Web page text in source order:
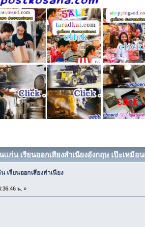
ก่น เรียนออกเสียงสำเนียงอังกฤษ เป๊ะเหมือ
เรียนออกเสียงสำเนียง
น. »